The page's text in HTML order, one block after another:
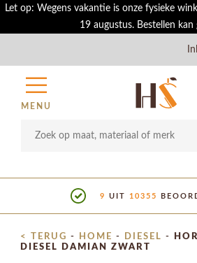
Let op: Wegens vakantie is onze fysieke
19 augustus. Bestellen kan
MENU
BEOORDELINGEN
< TERUG - HOME - DIESEL -
DIESEL DAMIAN ZWART